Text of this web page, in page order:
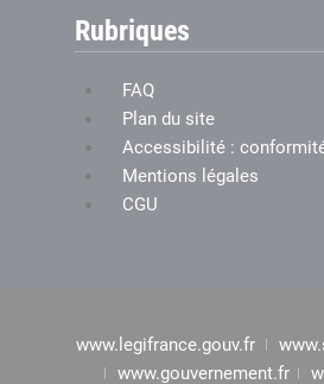
Rubriques
FAQ
Plan du site
Accessibilité :
Mentions légales
CGU
www.legifrance.gouv.fr
www.gouvernement.fr